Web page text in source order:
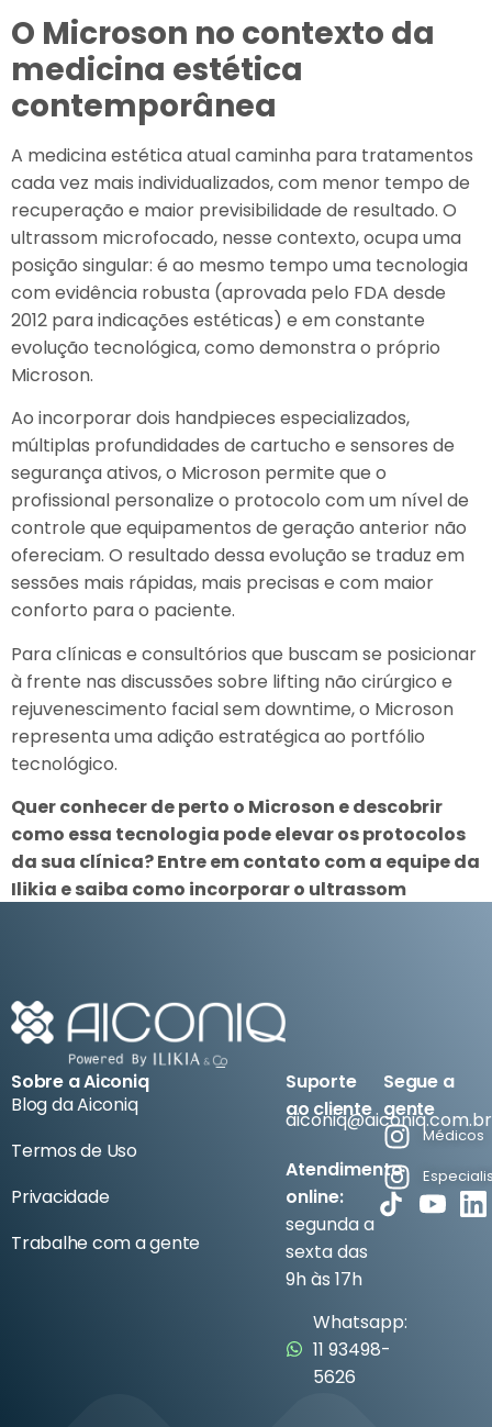
O Microson no contexto da
medicina estética
contemporânea
A medicina estética atual caminha para tratamentos
cada vez mais individualizados, com menor tempo de
recuperação e maior previsibilidade de resultado. O
ultrassom microfocado, nesse contexto, ocupa uma
posição singular: é ao mesmo tempo uma tecnologia
com evidência robusta (aprovada pelo FDA desde
2012 para indicações estéticas) e em constante
evolução tecnológica, como demonstra o próprio
Microson.
Ao incorporar dois handpieces especializados,
múltiplas profundidades de cartucho e sensores de
segurança ativos, o Microson permite que o
profissional personalize o protocolo com um nível de
controle que equipamentos de geração anterior não
ofereciam. O resultado dessa evolução se traduz em
sessões mais rápidas, mais precisas e com maior
conforto para o paciente.
Para clínicas e consultórios que buscam se posicionar
à frente nas discussões sobre lifting não cirúrgico e
rejuvenescimento facial sem downtime, o Microson
representa uma adição estratégica ao portfólio
tecnológico.
Quer conhecer de perto o Microson e descobrir
como essa tecnologia pode elevar os protocolos
da sua clínica? Entre em contato com a equipe da
Ilikia e saiba como incorporar o ultrassom
Sobre a Aiconiq
Blog da Aiconiq
Termos de Uso
Privacidade
Trabalhe com a gente
Suporte
ao cliente
aiconiq@aiconiq.com.br
Atendimento
online:
segunda a
sexta das
9h às 17h
Whatsapp:
11 93498-
5626
Segue a
gente
Médicos